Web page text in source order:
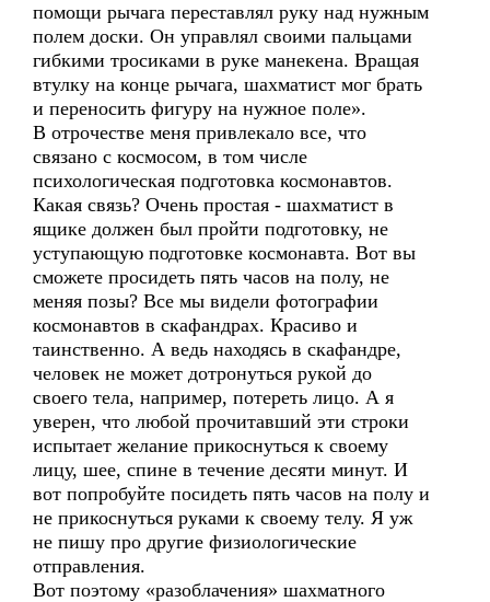
помощи рычага переставлял руку над нужным
полем доски. Он управлял своими пальцами
гибкими тросиками в руке манекена. Вращая
втулку на конце рычага, шахматист мог брать
и переносить фигуру на нужное поле».
В отрочестве меня привлекало все, что
связано с космосом, в том числе
психологическая подготовка космонавтов.
Какая связь? Очень простая - шахматист в
ящике должен был пройти подготовку, не
уступающую подготовке космонавта. Вот вы
сможете просидеть пять часов на полу, не
меняя позы? Все мы видели фотографии
космонавтов в скафандрах. Красиво и
таинственно. А ведь находясь в скафандре,
человек не может дотронуться рукой до
своего тела, например, потереть лицо. А я
уверен, что любой прочитавший эти строки
испытает желание прикоснуться к своему
лицу, шее, спине в течение десяти минут. И
вот попробуйте посидеть пять часов на полу и
не прикоснуться руками к своему телу. Я уж
не пишу про другие физиологические
отправления.
Вот поэтому «разоблачения» шахматного